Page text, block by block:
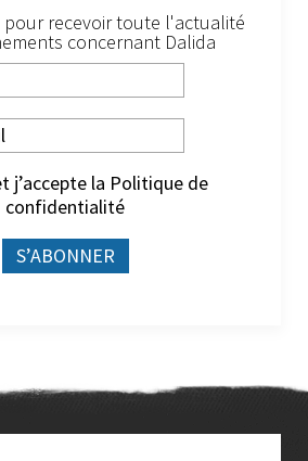
pour recevoir toute l'actualité
concernant Dalida
j’accepte la Politique de
confidentialité